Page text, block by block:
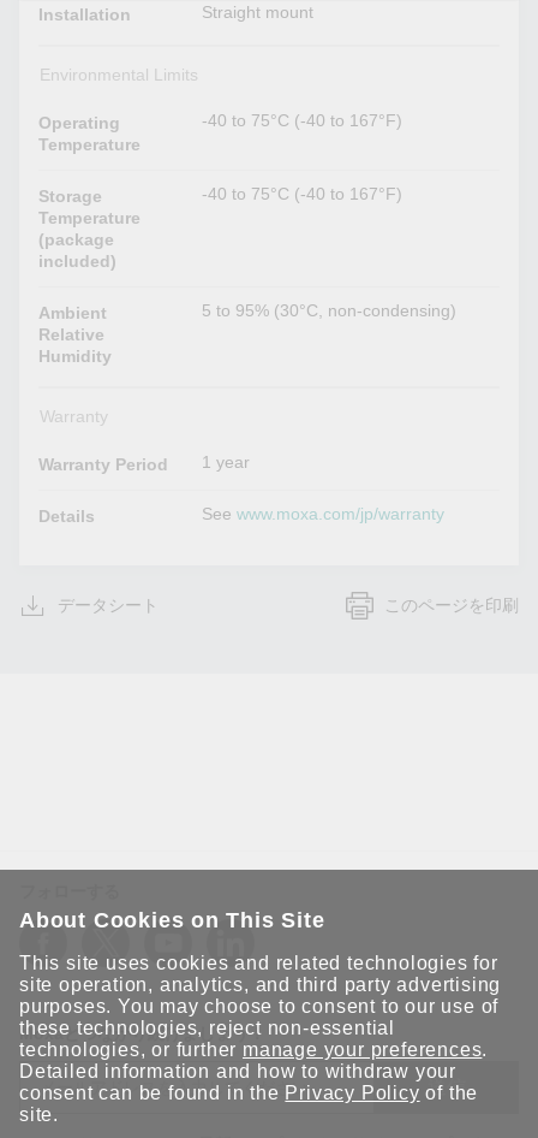
Installation Straight mount
Environmental Limits
Operating
Temperature
-40 to 75°C (-40 to 167°F)
Storage
Temperature
(package
included)
-40 to 75°C (-40 to 167°F)
Ambient
Relative
Humidity
5 to 95% (30°C, non-condensing)
Warranty
Warranty Period 1 year
Details Seewww.moxa.com/jp/warranty
データシート このページを印刷
Moxaとつながり続けましょう！
送信
About Cookies on This Site
This site uses cookies and related technologies for
site operation, analytics, and third party advertising
purposes. You may choose to consent to our use of
these technologies, reject non-essential
technologies, or further manage your preferences.
Detailed information and how to withdraw your
consent can be found in the Privacy Policy of the
site.